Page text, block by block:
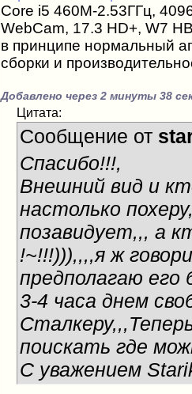
Core i5 460M-2.53ГГц,
WebCam, 17.3 HD+, W7
в принципе нормальный
сборки и
Добавлено через 2 минуты 38
Цитата:
Сообщение от
Спасибо!!!,
Внешний вид и
настолько
позавидует,,, а
!~!!!))),,,,я ж
предполагаю
3-4 часа днем
поискать где
С уважением